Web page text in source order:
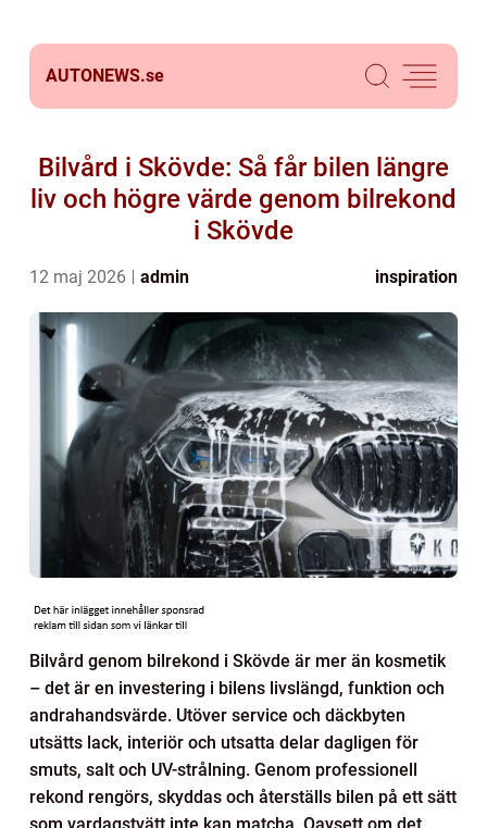
AUTONEWS.se
Bilvård i Skövde: Så får bilen längre
liv och högre värde genom bilrekond
i Skövde
12 maj 2026 admin inspiration
Bilvård genom bilrekond i Skövde är mer än kosmetik
– det är en investering i bilens livslängd, funktion och
andrahandsvärde. Utöver service och däckbyten
utsätts lack, interiör och utsatta delar dagligen för
smuts, salt och UV-strålning. Genom professionell
rekond rengörs, skyddas och återställs bilen på ett sätt